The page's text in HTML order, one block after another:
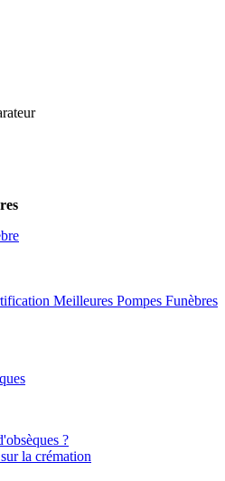
Meilleures Pompes Funèbres
?
la crémation